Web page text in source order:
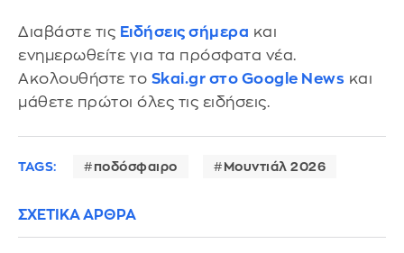
Διαβάστε τις Ειδήσεις σήμερα και
ενημερωθείτε για τα πρόσφατα νέα.
Ακολουθήστε το Skai.gr στο Google News και
μάθετε πρώτοι όλες τις ειδήσεις.
TAGS: ποδόσφαιρο Μουντιάλ 2026
ΣΧΕΤΙΚΑ ΑΡΘΡΑ